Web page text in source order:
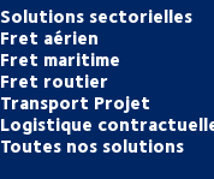
Solutions sectorielles
Fret aérien
Fret maritime
Fret routier
Transport Projet
Logistique
Toutes nos solutions